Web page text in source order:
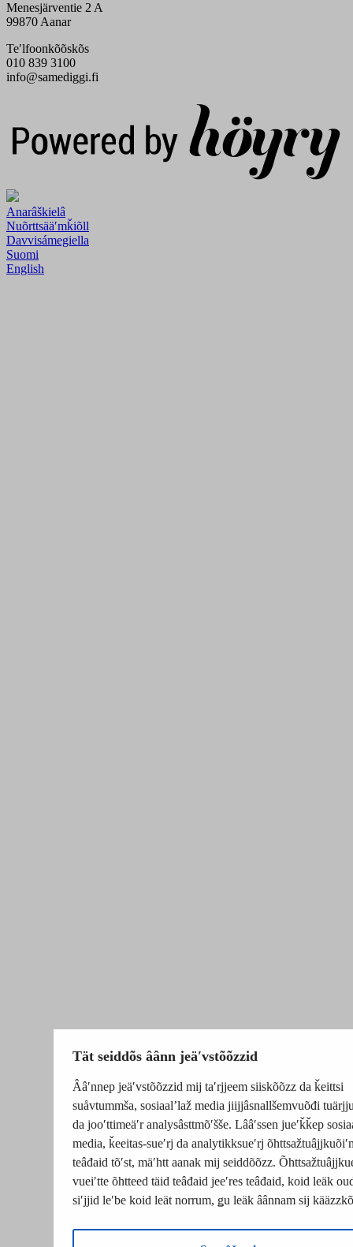
Tät seiddõs âânn jeäʹvstõõzzid
Ââʹnnep jeäʹvstõõzzid mij taʹrjjeem siiskõõzz da ǩeittsi
suåvtummša, sosiaalʼlaž media jiijjâsnallšemvuõđi
da jooʹttimeäʹr analysâsttmõʹšše. Lââʹssen jueʹǩǩep
media, ǩeeitas-sueʹrj da analytikksueʹrj
teâđaid tõʹst, mäʹhtt aanak mij seiddõõzz.
vueiʹtte õhtteed täid teâđaid jeeʹres teâđaid, koid leäk
siʹjjid leʹbe koid leät norrum, ǥu leäk âânnam sij
Menesjärventie 2 A
99870 Aanar
Teʹlfoonkõõskõs
010 839 3100
info@samediggi.fi
Anarâškielâ
Nuõrttsääʹmǩiõll
Davvisámegiella
Suomi
English